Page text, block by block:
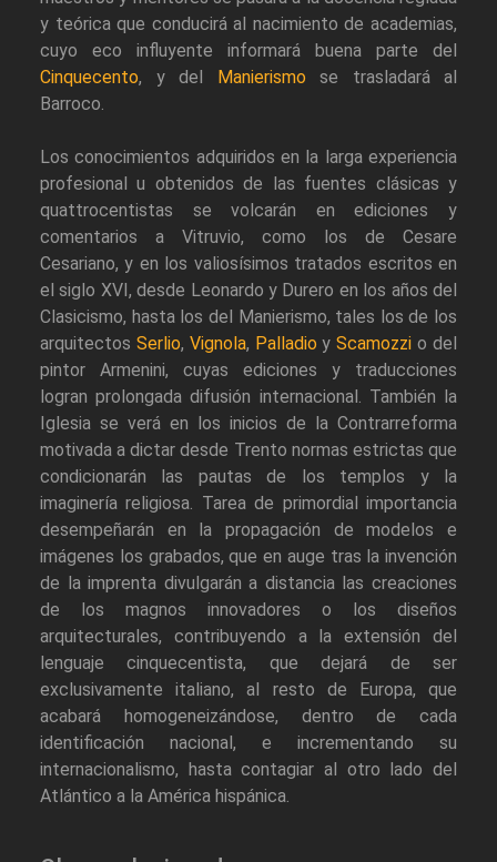
y teórica que conducirá al nacimiento de academias,
cuyo eco influyente informará buena parte del
Cinquecento, y del Manierismo se trasladará al
Barroco.
Los conocimientos adquiridos en la larga experiencia
profesional u obtenidos de las fuentes clásicas y
quattrocentistas se volcarán en ediciones y
comentarios a Vitruvio, como los de Cesare
Cesariano, y en los valiosísimos tratados escritos en
el siglo XVI, desde Leonardo y Durero en los años del
Clasicismo, hasta los del Manierismo, tales los de los
arquitectos Serlio, Vignola, Palladio yScamozzi o del
pintor Armenini, cuyas ediciones y traducciones
logran prolongada difusión internacional. También la
Iglesia se verá en los inicios de la Contrarreforma
motivada a dictar desde Trento normas estrictas que
condicionarán las pautas de los templos y la
imaginería religiosa. Tarea de primordial importancia
desempeñarán en la propagación de modelos e
imágenes los grabados, que en auge tras la invención
de la imprenta divulgarán a distancia las creaciones
de los magnos innovadores o los diseños
arquitecturales, contribuyendo a la extensión del
lenguaje cinquecentista, que dejará de ser
exclusivamente italiano, al resto de Europa, que
acabará homogeneizándose, dentro de cada
identificación nacional, e incrementando su
internacionalismo, hasta contagiar al otro lado del
Atlántico a la América hispánica.